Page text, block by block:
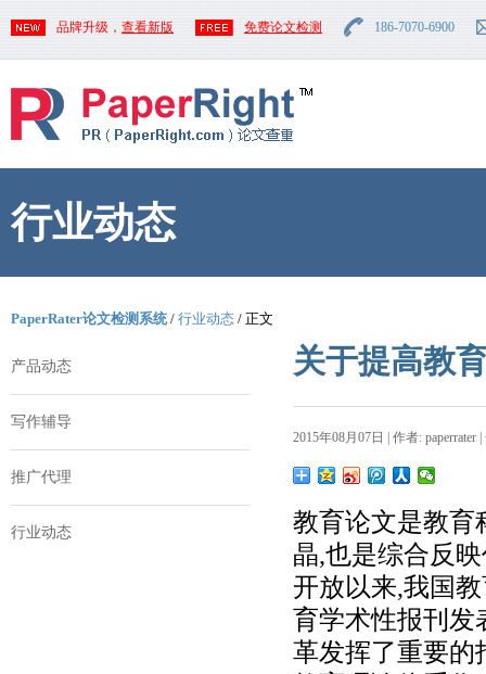
品牌升级， 查看新版 免费论文检测 186-7070-6900
行业动态
PaperRater论文检测系统/ 行业动态 / 正文
产品动态
写作辅导
推广代理
行业动态
关于提高教
2015年08月07日 | 作者: paperrater
教育论文是教育
晶,也是综合反
开放以来,我国
育学术性报刊发
革发挥了重要的